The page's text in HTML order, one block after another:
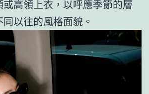
高領上衣，以呼應季節的層
以往的風格面貌。